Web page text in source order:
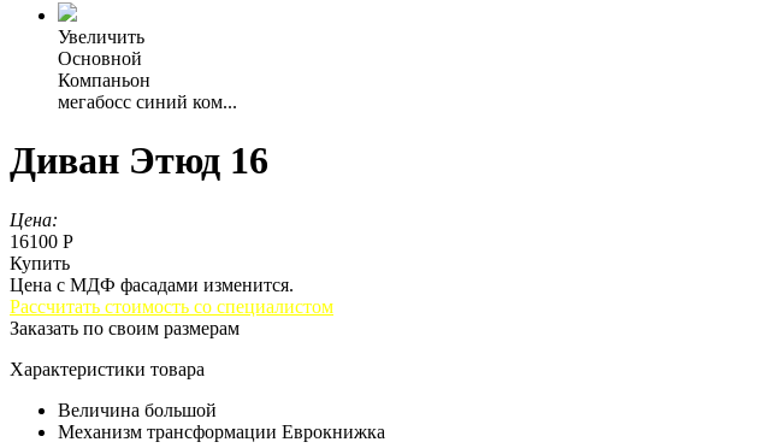
Увеличить
Основной
Компаньон
мегабосс синий ком...
Диван Этюд 16
Цена:
16100 Р
Купить
Цена с МДФ фасадами изменится.
Рассчитать стоимость со специалистом
Заказать по своим размерам
Характеристики товара
Величина большой
Механизм трансформации Еврокнижка